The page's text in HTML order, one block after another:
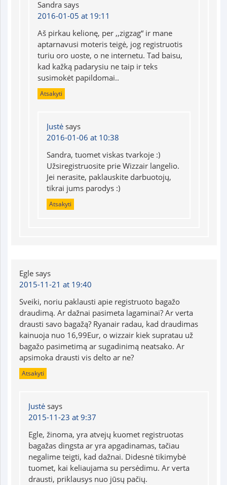
Sandra says
2016-01-05 at 19:11
Aš pirkau kelionę, per ,,zigzag“ ir mane
aptarnavusi moteris teigė, jog registruotis
turiu oro uoste, o ne internetu. Tad baisu,
kad kažką padarysiu ne taip ir teks
susimokėt papildomai..
Atsakyti
Justė says
2016-01-06 at 10:38
Sandra, tuomet viskas tvarkoje :)
Užsiregistruosite prie Wizzair langelio.
Jei nerasite, paklauskite darbuotojų,
tikrai jums parodys :)
Atsakyti
Egle says
2015-11-21 at 19:40
Sveiki, noriu paklausti apie registruoto bagažo
draudimą. Ar dažnai pasimeta lagaminai? Ar verta
drausti savo bagažą? Ryanair radau, kad draudimas
kainuoja nuo 16,99Eur, o wizzair kiek supratau už
bagažo pasimetimą ar sugadinimą neatsako. Ar
apsimoka drausti vis delto ar ne?
Atsakyti
Justė says
2015-11-23 at 9:37
Egle, žinoma, yra atvejų kuomet registruotas
bagažas dingsta ar yra apgadinamas, tačiau
negalime teigti, kad dažnai. Didesnė tikimybė
tuomet, kai keliaujama su persėdimu. Ar verta
drausti, priklausys nuo jūsų pačių.